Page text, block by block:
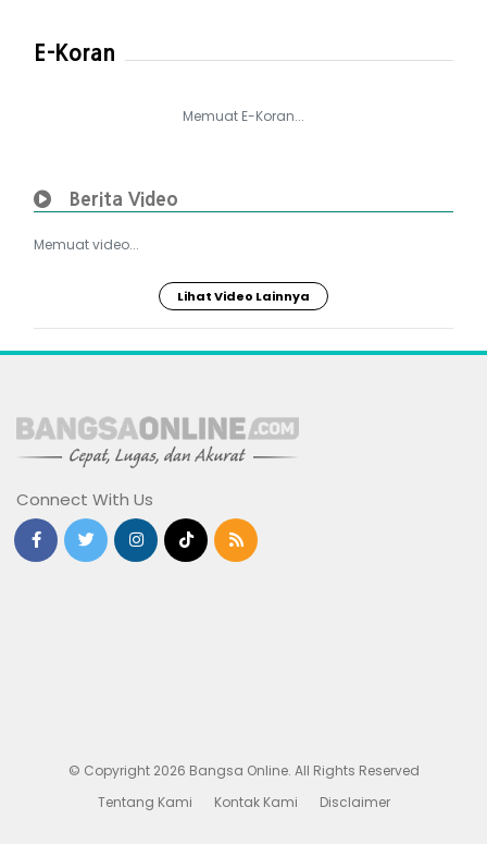
E-Koran
Memuat E-Koran...
Berita Video
Memuat video...
Lihat Video Lainnya
Connect With Us
© Copyright 2026 Bangsa Online. All Rights Reserved
Tentang Kami
Kontak Kami Disclaimer